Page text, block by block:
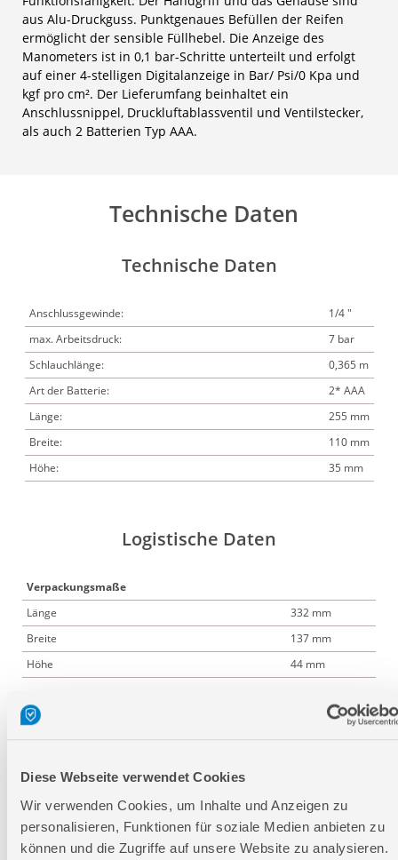
Diese Webseite verwendet Cookies
Wir verwenden Cookies, um Inhalte und Anzeigen zu
personalisieren, Funktionen für soziale Medien anbieten zu
können und die Zugriffe auf unsere Website zu analysieren.
aus Alu-Druckguss. Punktgenaues Befüllen der Reifen
ermöglicht der sensible Füllhebel. Die Anzeige des
Manometers ist in 0,1 bar-Schritte unterteilt und erfolgt
auf einer 4-stelligen Digitalanzeige in Bar/ Psi/0 Kpa und
kgf pro cm². Der Lieferumfang beinhaltet ein
Anschlussnippel, Druckluftablassventil und Ventilstecker,
als auch 2 Batterien Typ AAA.
Technische Daten
Technische Daten
Anschlussgewinde:
1/4 "
max. Arbeitsdruck:
7 bar
Schlauchlänge:
0,365 m
Art der Batterie:
2* AAA
Länge:
255 mm
Breite:
110 mm
Höhe:
35 mm
Logistische Daten
Verpackungsmaße
Länge
332 mm
Breite
137 mm
Höhe
44 mm
Nettogewicht:
Artikelnummer:
02823